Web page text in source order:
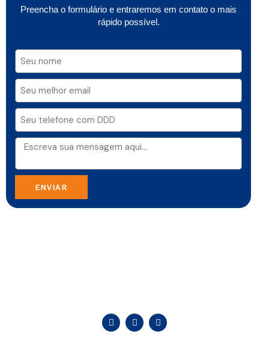
Preencha o formulário e entraremos em contato o mais
rápido possível.
ENVIAR